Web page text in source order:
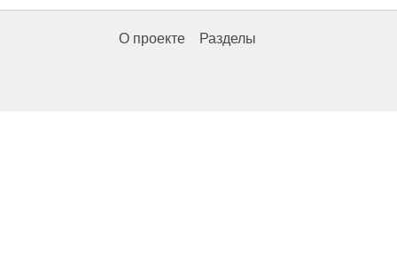
О проекте Разделы